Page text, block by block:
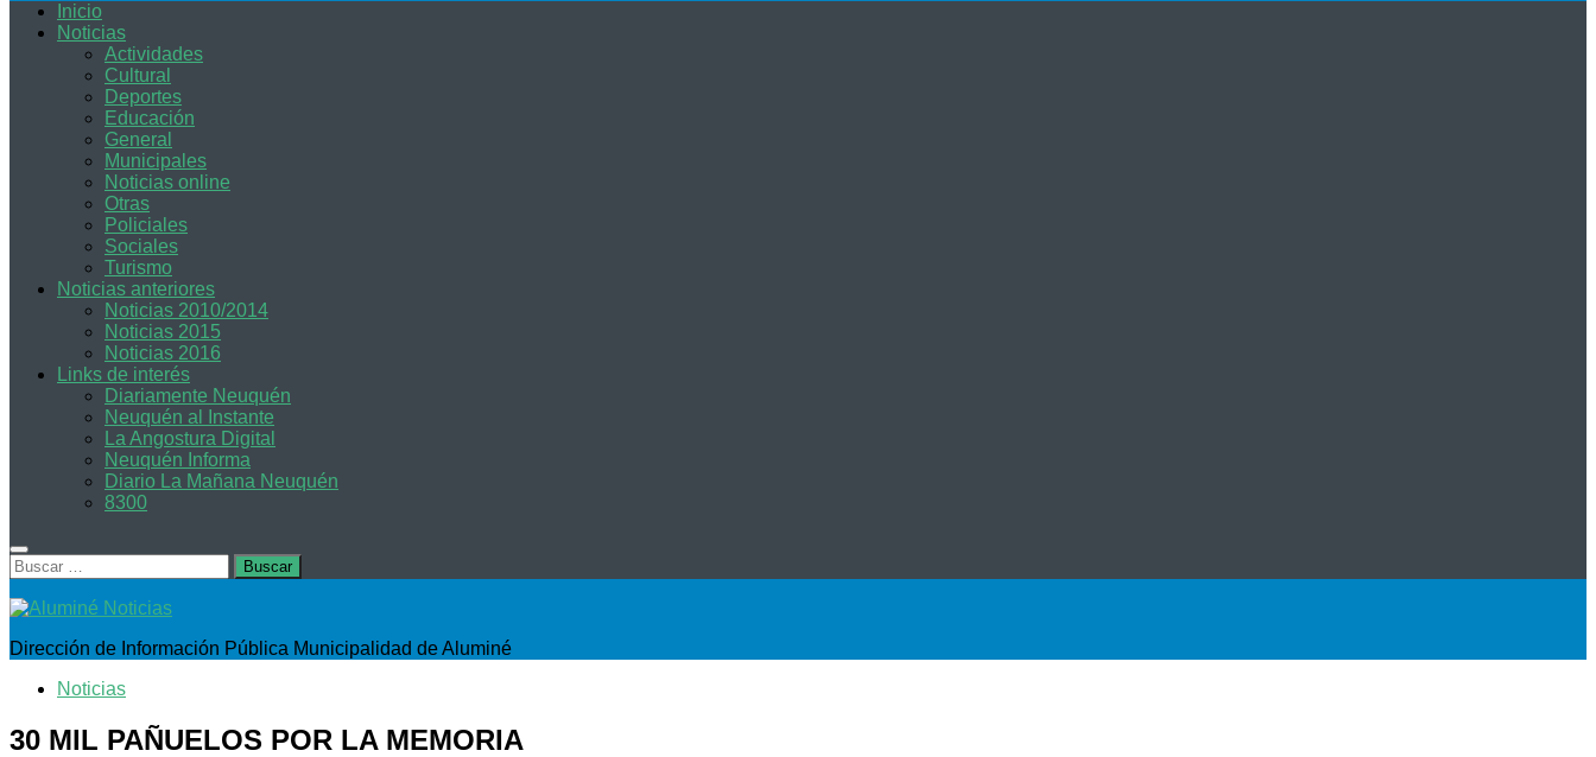
Inicio
Noticias
Actividades
Cultural
Deportes
Educación
General
Municipales
Noticias online
Otras
Policiales
Sociales
Turismo
Noticias anteriores
Noticias 2010/2014
Noticias 2015
Noticias 2016
Links de interés
Diariamente Neuquén
Neuquén al Instante
La Angostura Digital
Neuquén Informa
Diario La Mañana Neuquén
8300
Buscar:
Dirección de Información Pública Municipalidad de Aluminé
Noticias
30 MIL PAÑUELOS POR LA MEMORIA